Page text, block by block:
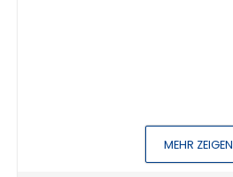
MEHR ZEIGEN